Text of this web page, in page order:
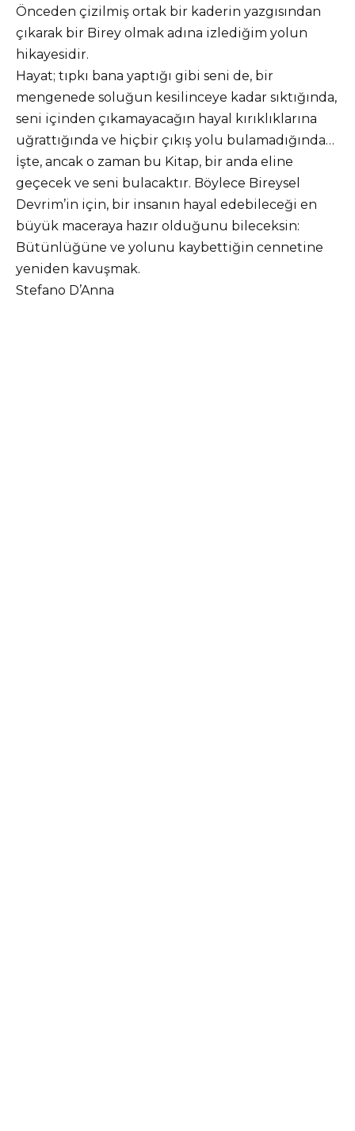
Önceden çizilmiş ortak bir kaderin yazgısından
çıkarak bir Birey olmak adına izlediğim yolun
hikayesidir.
Hayat; tıpkı bana yaptığı gibi seni de, bir
mengenede soluğun kesilinceye kadar sıktığında,
seni içinden çıkamayacağın hayal kırıklıklarına
uğrattığında ve hiçbir çıkış yolu bulamadığında…
İşte, ancak o zaman bu Kitap, bir anda eline
geçecek ve seni bulacaktır. Böylece Bireysel
Devrim’in için, bir insanın hayal edebileceği en
büyük maceraya hazır olduğunu bileceksin:
Bütünlüğüne ve yolunu kaybettiğin cennetine
yeniden kavuşmak.
Stefano D’Anna